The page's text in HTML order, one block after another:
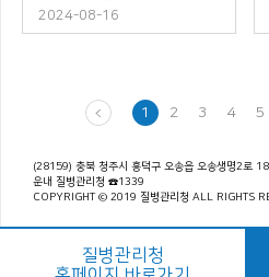
2024-08-16
1 2 3 4 5
(28159) 충북 청주시 흥덕구 오송읍 오송생명2로
운내 질병관리청 ☎1339
COPYRIGHT © 2019 질병관리청 ALL RIGHTS
질병관리청